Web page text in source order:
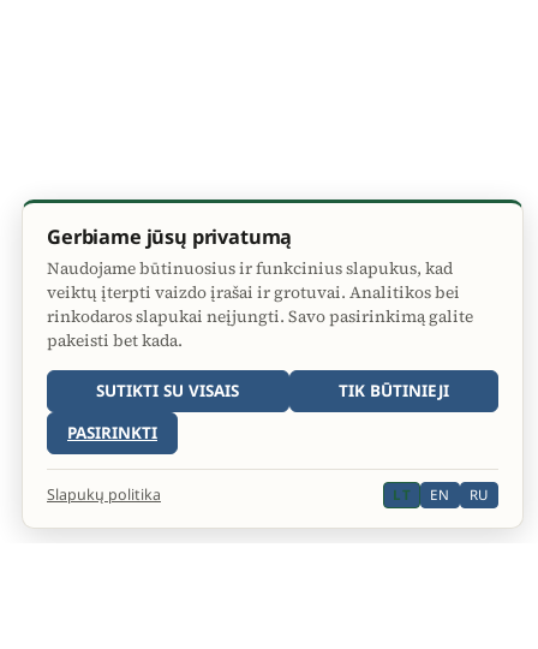
Gerbiame jūsų privatumą
Naudojame būtinuosius ir funkcinius slapukus, kad
veiktų įterpti vaizdo įrašai ir grotuvai. Analitikos bei
rinkodaros slapukai neįjungti. Savo pasirinkimą galite
pakeisti bet kada.
SUTIKTI SU VISAIS
TIK BŪTINIEJI
PASIRINKTI
Slapukų politika LT EN RU